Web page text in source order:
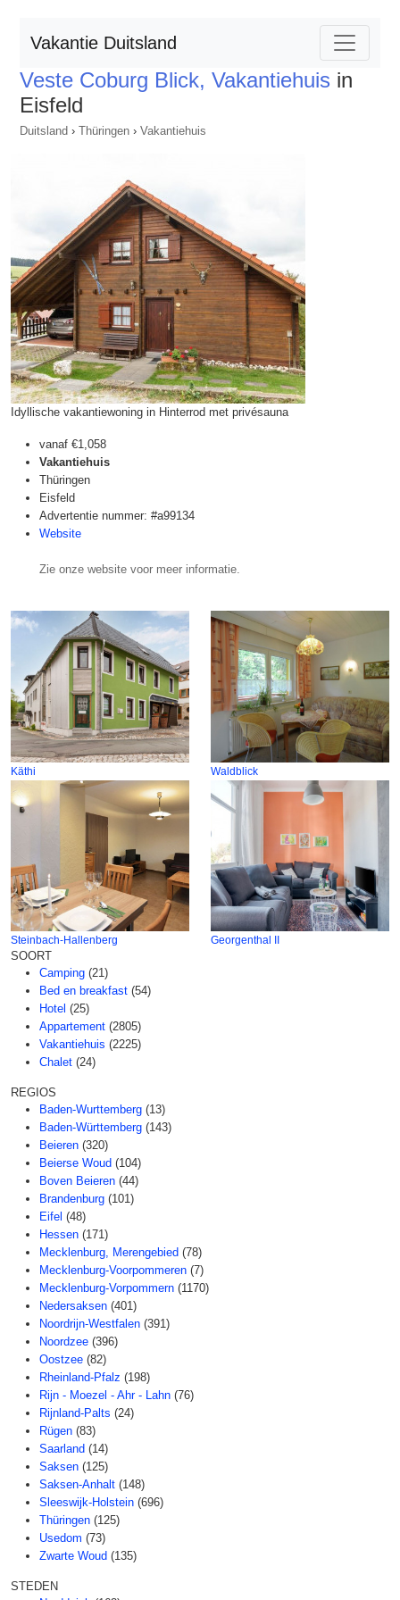
Vakantie Duitsland
Veste Coburg Blick, Vakantiehuis in
Eisfeld
Duitsland › Thüringen › Vakantiehuis
Idyllische vakantiewoning in Hinterrod met privésauna
vanaf €1,058
Vakantiehuis
Thüringen
Eisfeld
Advertentie nummer: #a99134
Website
Zie onze website voor meer informatie.
Käthi Waldblick
Steinbach-Hallenberg Georgenthal II
SOORT
Camping (21)
Bed en breakfast (54)
Hotel (25)
Appartement (2805)
Vakantiehuis (2225)
Chalet (24)
REGIOS
Baden-Wurttemberg (13)
Baden-Württemberg (143)
Beieren (320)
Beierse Woud (104)
Boven Beieren (44)
Brandenburg (101)
Eifel (48)
Hessen (171)
Mecklenburg, Merengebied (78)
Mecklenburg-Voorpommeren (7)
Mecklenburg-Vorpommern (1170)
Nedersaksen (401)
Noordrijn-Westfalen (391)
Noordzee (396)
Oostzee (82)
Rheinland-Pfalz (198)
Rijn - Moezel - Ahr - Lahn (76)
Rijnland-Palts (24)
Rügen (83)
Saarland (14)
Saksen (125)
Saksen-Anhalt (148)
Sleeswijk-Holstein (696)
Thüringen (125)
Usedom (73)
Zwarte Woud (135)
STEDEN